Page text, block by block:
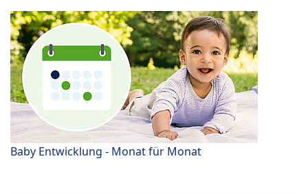
Baby Entwicklung - Monat für Monat